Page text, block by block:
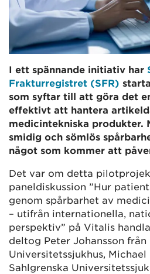
I ett spännande initiativ har
Frakturregistret (SFR)
som syftar till att göra det
effektivt att hantera
medicintekniska produkter.
smidig och sömlös
något som kommer att
Det var om detta
paneldiskussion ”Hur
genom spårbarhet av
– utifrån internationella,
perspektiv” på Vitalis
deltog Peter Johansson från
Universitetssjukhus,
Sahlgrenska